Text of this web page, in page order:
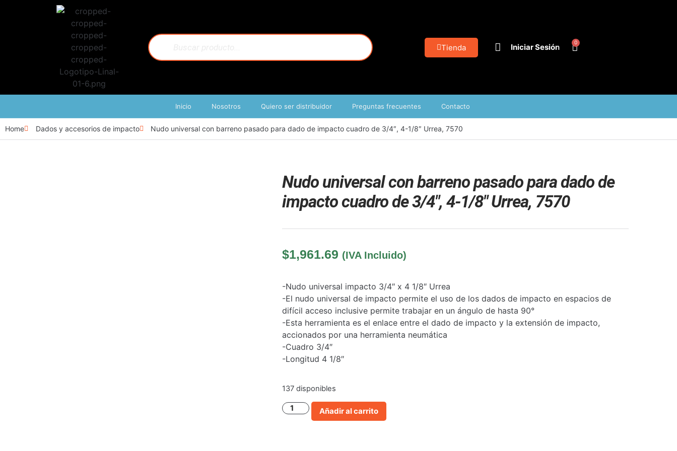
Tienda Iniciar Sesión
0
Inicio Nosotros Quiero ser distribuidor Preguntas frecuentes Contacto
Home Dados y accesorios de impacto Nudo universal con barreno pasado para dado de impacto cuadro de 3/4″, 4-1/8″ Urrea, 7570
Nudo universal con barreno pasado para dado de
impacto cuadro de 3/4″, 4-1/8″ Urrea, 7570
$1,961.69 (IVA Incluido)
-Nudo universal impacto 3/4″ x 4 1/8″ Urrea
-El nudo universal de impacto permite el uso de los dados de impacto en espacios de
difícil acceso inclusive permite trabajar en un ángulo de hasta 90°
-Esta herramienta es el enlace entre el dado de impacto y la extensión de impacto,
accionados por una herramienta neumática
-Cuadro 3/4″
-Longitud 4 1/8″
137 disponibles
Añadir al carrito